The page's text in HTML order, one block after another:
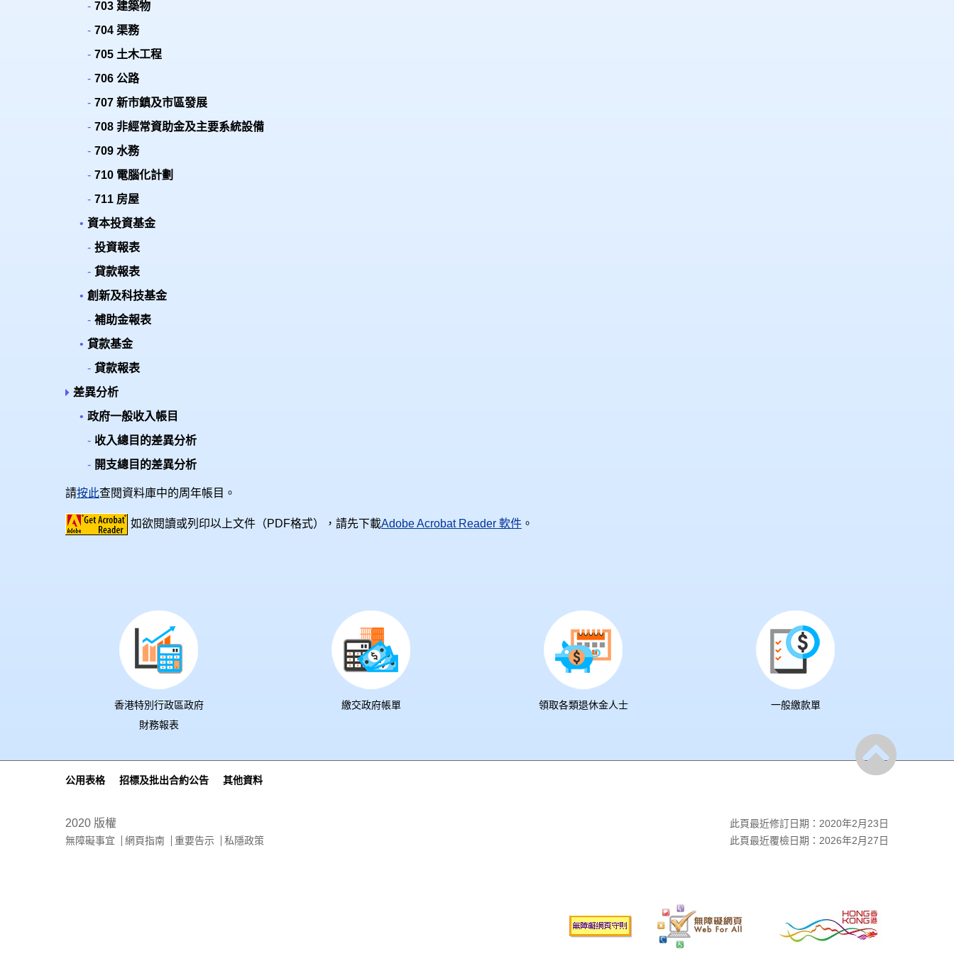
703 建築物
704 渠務
705 土木工程
706 公路
707 新市鎮及市區發展
708 非經常資助金及主要系統設備
709 水務
710 電腦化計劃
711 房屋
資本投資基金
投資報表
貸款報表
創新及科技基金
補助金報表
貸款基金
貸款報表
差異分析
政府一般收入帳目
收入總目的差異分析
開支總目的差異分析
請按此查閱資料庫中的周年帳目。
如欲閱讀或列印以上文件（PDF格式），請先下載Adobe Acrobat Reader 軟件 。
香港特別行政區政府
財務報表
繳交政府帳單 領取各類退休金人士 一般繳款單
公用表格 招標及批出合約公告 其他資料
2020 版權
無障礙事宜 網頁指南 重要告示 私隱政策
此頁最近修訂日期：2020年2月23日
此頁最近覆檢日期：2026年2月27日